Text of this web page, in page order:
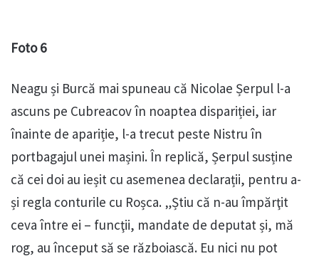
Foto 6
Neagu și Burcă mai spuneau că Nicolae Șerpul l-a
ascuns pe Cubreacov în noaptea dispariției, iar
înainte de apariție, l-a trecut peste Nistru în
portbagajul unei mașini. În replică, Șerpul susține
că cei doi au ieșit cu asemenea declarații, pentru a-
și regla conturile cu Roșca. „Știu că n-au împărţit
ceva între ei – funcţii, mandate de deputat și, mă
rog, au început să se războiască. Eu nici nu pot